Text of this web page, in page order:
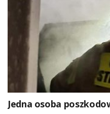
Jedna osoba